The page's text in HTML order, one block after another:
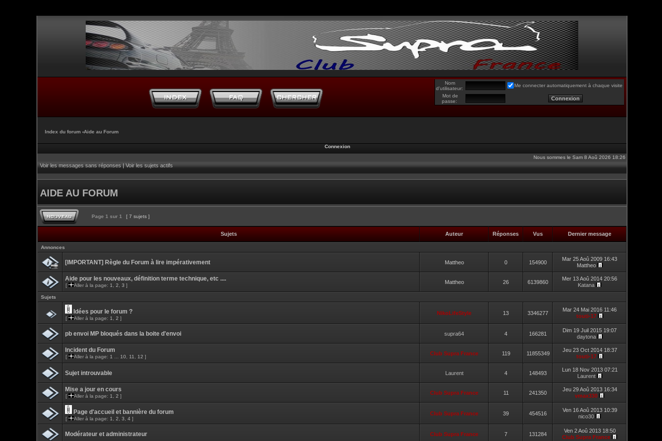
Nom
d’utilisateur:
Me connecter automatiquement à chaque visite
Mot de
passe:
Index du forum ‹Aide au Forum
Connexion
Nous sommes le Sam 8 Aoû 2026 18:26
Voir les messages sans réponses|Voir les sujets actifs
AIDE AU FORUM
Page 1 sur 1 [ 7 sujets ]
Sujets Auteur Réponses Vus Dernier message
Annonces
[IMPORTANT] Règle du Forum à lire impérativement Mattheo 0 154900
Mar 25 Aoû 2009 16:43
Mattheo
Aide pour les nouveaux, définition terme technique, etc ....
[ Aller à la page: 1 2 3 ]
Mattheo 26 6139860
Mer 13 Aoû 2014 20:56
Katana
Sujets
Idées pour le forum ?
[ Aller à la page: 1 2 ]
NikoLifeStyle 13 3346277
Mar 24 Mai 2016 11:46
touti-17
pb envoi MP bloqués dans la boite d'envoi supra64 4 166281
Dim 19 Juil 2015 19:07
daytona
Incident du Forum
[ Aller à la page: 1 10 11 12 ]
Club Supra France 119 11855349
Jeu 23 Oct 2014 18:37
touti-17
Sujet introuvable Laurent 4 148493
Lun 18 Nov 2013 07:21
Laurent
Mise a jour en cours
[ Aller à la page: 1 2 ]
Club Supra France 11 241350
Jeu 29 Aoû 2013 16:34
vmax330
Page d'accueil et bannière du forum
[ Aller à la page: 1 2 3 4 ]
Club Supra France 39 454516
Ven 16 Aoû 2013 10:39
nico30
Modérateur et administrateur Club Supra France 7 131284
Ven 2 Aoû 2013 18:50
Club Supra France